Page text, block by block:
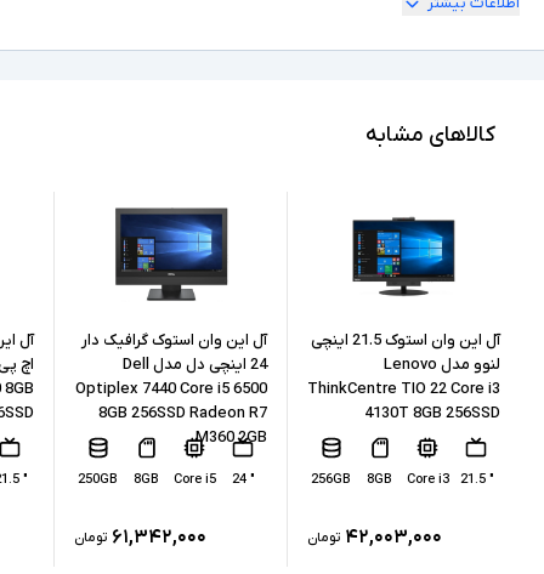
ابعاد نمایشگر
نسل پردازنده Intel نسل 6
8GB
حافظه داخلی 256GB
نوع حافظه داخلی SSD
پردازنده گرافیکی Intel HD Graphics 530
کالاهای مشابه
آل این وان استوک 21.5 اینچی
لنوو مدل Lenovo
ThinkCentre TIO 22 Core i3
4130T 8GB 256SSD
" 21.5
Core i3
8GB
256GB
۴۲,۰۰۳,۰۰۰ تومان
آل این وان استوک گرافیک دار
24 اینچی دل مدل Dell
Optiplex 7440 Core i5 6500
8GB 256SSD Radeon R7
M360 2GB
" 24
Core i5
8GB
250GB
۶۱,۳۴۲,۰۰۰ تومان
" 21.5